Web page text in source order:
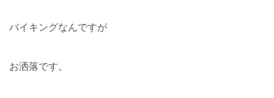
バイキングなんですが
お洒落です。